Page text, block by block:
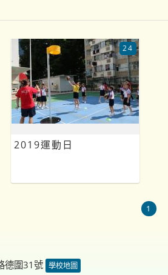
2019運動日
24
1
德圍31號 學校地圖